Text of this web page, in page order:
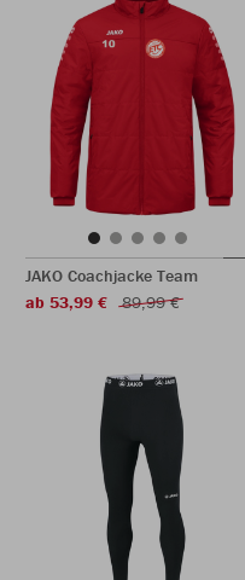
JAKO Coachjacke Team
ab 53,99 €
89,99 €